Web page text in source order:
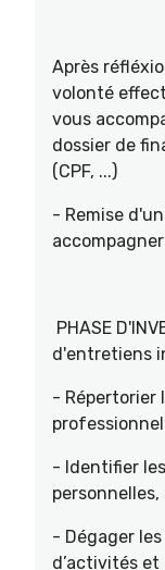
Après
volonté
vous
dossier de
(CPF, ...)
- Remise
PHASE
d'entretiens
- Répertorier
- Identifier
- Dégager
d’activités et